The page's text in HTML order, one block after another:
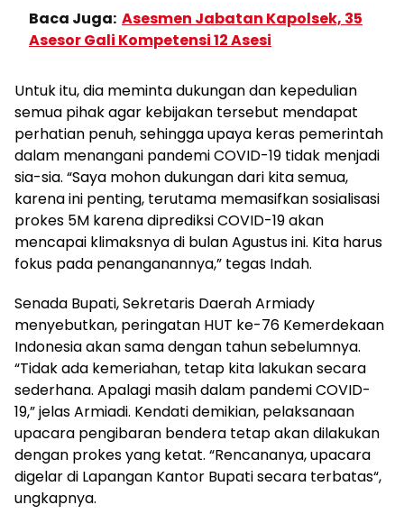
Baca Juga: Asesmen Jabatan Kapolsek, 35
Asesor Gali Kompetensi 12 Asesi
Untuk itu, dia meminta dukungan dan kepedulian
semua pihak agar kebijakan tersebut mendapat
perhatian penuh, sehingga upaya keras pemerintah
dalam menangani pandemi COVID-19 tidak menjadi
sia-sia. “Saya mohon dukungan dari kita semua,
karena ini penting, terutama memasifkan sosialisasi
prokes 5M karena diprediksi COVID-19 akan
mencapai klimaksnya di bulan Agustus ini. Kita harus
fokus pada penanganannya,” tegas Indah.
Senada Bupati, Sekretaris Daerah Armiady
menyebutkan, peringatan HUT ke-76 Kemerdekaan
Indonesia akan sama dengan tahun sebelumnya.
“Tidak ada kemeriahan, tetap kita lakukan secara
sederhana. Apalagi masih dalam pandemi COVID-
19,” jelas Armiadi. Kendati demikian, pelaksanaan
upacara pengibaran bendera tetap akan dilakukan
dengan prokes yang ketat. “Rencananya, upacara
digelar di Lapangan Kantor Bupati secara terbatas“,
ungkapnya.